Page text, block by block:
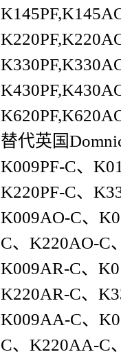
替代英国
K009PF-C、
K220PF-C、
K009AO-C、
C、K220AO-C
K009AR-C、
K220AR-C、
K009AA-C、
C、K220AA-C